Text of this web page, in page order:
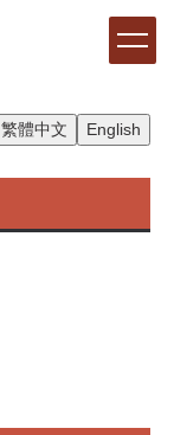
繁體中文 English